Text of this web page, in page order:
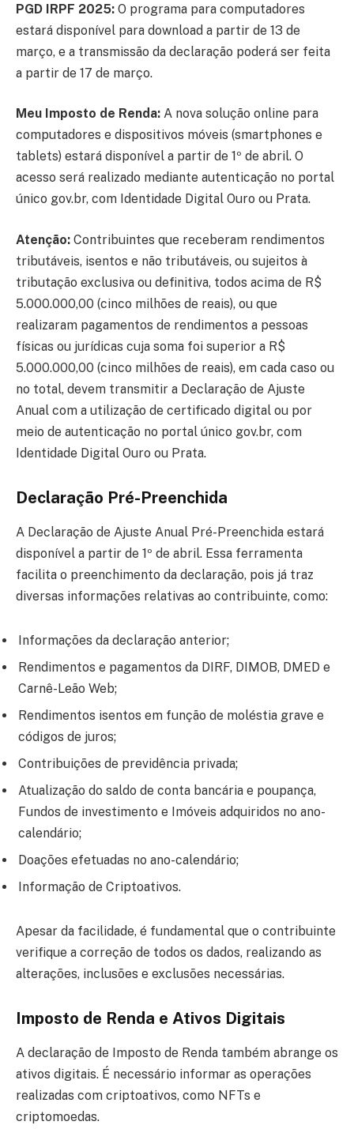
PGD IRPF 2025: O programa para computadores
estará disponível para download a partir de 13 de
março, e a transmissão da declaração poderá ser feita
a partir de 17 de março.
Meu Imposto de Renda: A nova solução online para
computadores e dispositivos móveis (smartphones e
tablets) estará disponível a partir de 1º de abril. O
acesso será realizado mediante autenticação no portal
único gov.br, com Identidade Digital Ouro ou Prata.
Atenção: Contribuintes que receberam rendimentos
tributáveis, isentos e não tributáveis, ou sujeitos à
tributação exclusiva ou definitiva, todos acima de R$
5.000.000,00 (cinco milhões de reais), ou que
realizaram pagamentos de rendimentos a pessoas
físicas ou jurídicas cuja soma foi superior a R$
5.000.000,00 (cinco milhões de reais), em cada caso ou
no total, devem transmitir a Declaração de Ajuste
Anual com a utilização de certificado digital ou por
meio de autenticação no portal único gov.br, com
Identidade Digital Ouro ou Prata.
Declaração Pré-Preenchida
A Declaração de Ajuste Anual Pré-Preenchida estará
disponível a partir de 1º de abril. Essa ferramenta
facilita o preenchimento da declaração, pois já traz
diversas informações relativas ao contribuinte, como:
Informações da declaração anterior;
Rendimentos e pagamentos da DIRF, DIMOB, DMED e
Carnê-Leão Web;
Rendimentos isentos em função de moléstia grave e
códigos de juros;
Contribuições de previdência privada;
Atualização do saldo de conta bancária e poupança,
Fundos de investimento e Imóveis adquiridos no ano-
calendário;
Doações efetuadas no ano-calendário;
Informação de Criptoativos.
Apesar da facilidade, é fundamental que o contribuinte
verifique a correção de todos os dados, realizando as
alterações, inclusões e exclusões necessárias.
Imposto de Renda e Ativos Digitais
A declaração de Imposto de Renda também abrange os
ativos digitais. É necessário informar as operações
realizadas com criptoativos, como NFTs e
criptomoedas.